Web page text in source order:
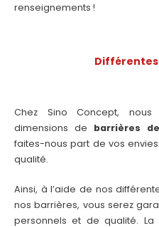
renseignements !
Chez Sino Concept,
dimensions de barrières
faites-nous part de vos
qualité.
Ainsi, à l’aide de nos
nos barrières, vous serez
personnels et de qualité.